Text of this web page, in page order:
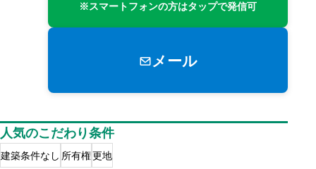
※スマートフォンの方はタップで発信可
メール
人気のこだわり条件
建築条件なし 所有権更地